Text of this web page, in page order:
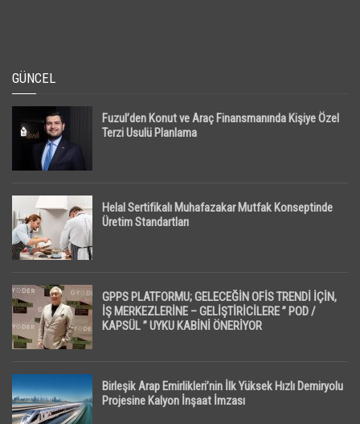
GÜNCEL
Fuzul’den Konut ve Araç Finansmanında Kişiye Özel
Terzi Usulü Planlama
Helal Sertifikalı Muhafazakar Mutfak Konseptinde
Üretim Standartları
GPPS PLATFORMU; GELECEĞİN OFİS TRENDİ İÇİN,
İŞ MERKEZLERİNE – GELİŞTİRİCİLERE ” POD /
KAPSÜL ” UYKU KABİNİ ÖNERİYOR
Birleşik Arap Emirlikleri’nin İlk Yüksek Hızlı Demiryolu
Projesine Kalyon İnşaat İmzası